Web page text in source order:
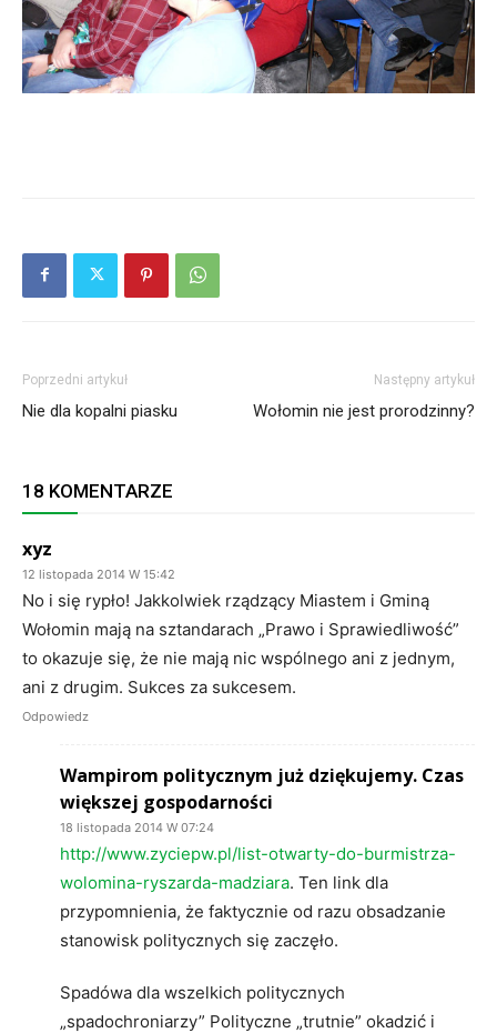
Poprzedni artykuł
Nie dla kopalni piasku
Następny artykuł
Wołomin nie jest prorodzinny?
18 KOMENTARZE
xyz
12 listopada 2014 W 15:42
No i się rypło! Jakkolwiek rządzący Miastem i Gminą
Wołomin mają na sztandarach „Prawo i Sprawiedliwość”
to okazuje się, że nie mają nic wspólnego ani z jednym,
ani z drugim. Sukces za sukcesem.
Odpowiedz
Wampirom politycznym już dziękujemy. Czas
większej gospodarności
18 listopada 2014 W 07:24
http://www.zyciepw.pl/list-otwarty-do-burmistrza-
wolomina-ryszarda-madziara. Ten link dla
przypomnienia, że faktycznie od razu obsadzanie
stanowisk politycznych się zaczęło.
Spadówa dla wszelkich politycznych
„spadochroniarzy” Polityczne „trutnie” okadzić i